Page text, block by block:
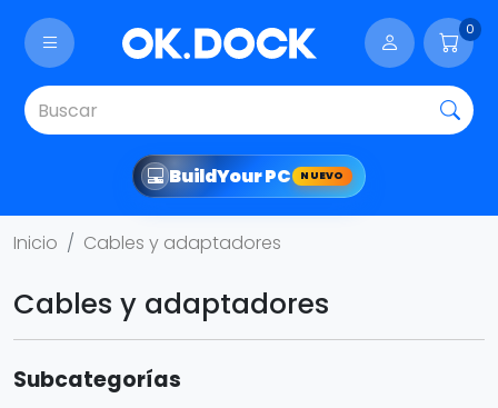
0
BuildYour PC NUEVO
Inicio Cables y adaptadores
Cables y adaptadores
Subcategorías